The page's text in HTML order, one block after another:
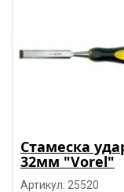
Стамеска
32мм "Vorel"
Артикул: 25520